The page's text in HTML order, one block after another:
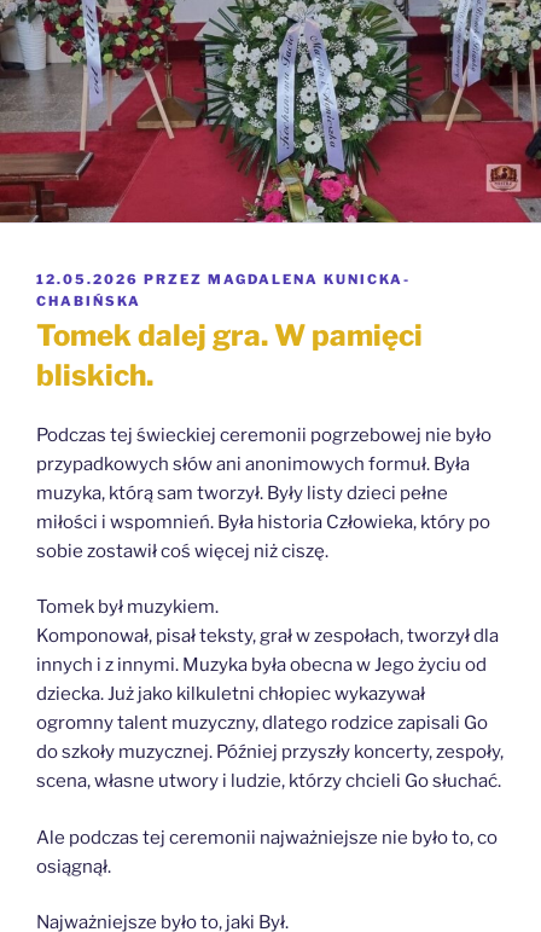
OPUBLIKOWANE
W
12.05.2026 PRZEZ MAGDALENA KUNICKA-
CHABIŃSKA
Tomek dalej gra. W pamięci
bliskich.
Podczas tej świeckiej ceremonii pogrzebowej nie było
przypadkowych słów ani anonimowych formuł. Była
muzyka, którą sam tworzył. Były listy dzieci pełne
miłości i wspomnień. Była historia Człowieka, który po
sobie zostawił coś więcej niż ciszę.
Tomek był muzykiem.
Komponował, pisał teksty, grał w zespołach, tworzył dla
innych i z innymi. Muzyka była obecna w Jego życiu od
dziecka. Już jako kilkuletni chłopiec wykazywał
ogromny talent muzyczny, dlatego rodzice zapisali Go
do szkoły muzycznej. Później przyszły koncerty, zespoły,
scena, własne utwory i ludzie, którzy chcieli Go słuchać.
Ale podczas tej ceremonii najważniejsze nie było to, co
osiągnął.
Najważniejsze było to, jaki Był.